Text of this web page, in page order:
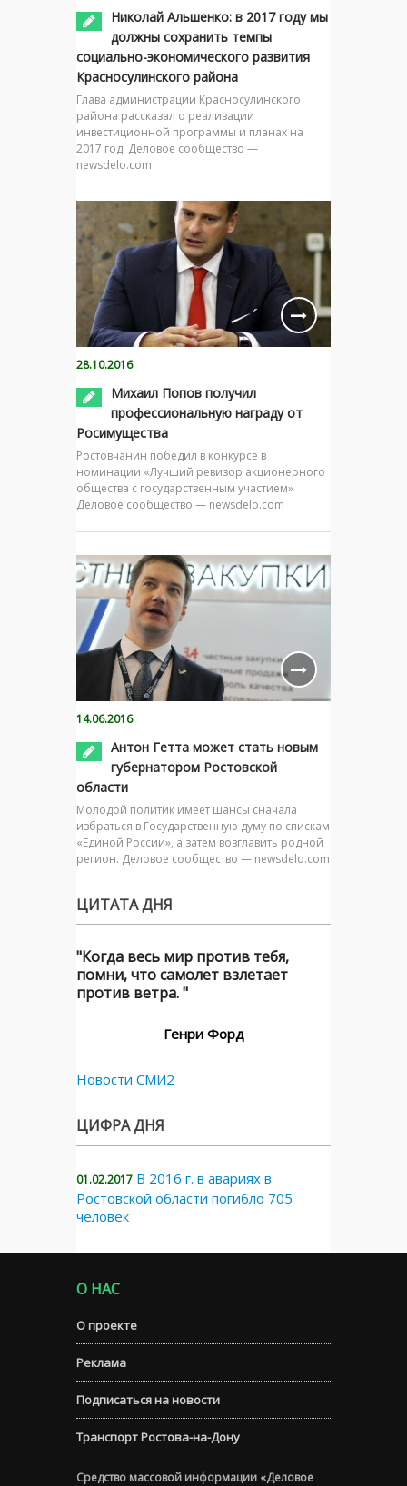
Николай Альшенко: в 2017 году мы
должны сохранить темпы
социально-экономического развития
Красносулинского района
Глава администрации Красносулинского
района рассказал о реализации
инвестиционной программы и планах на
2017 год. Деловое сообщество —
newsdelo.com
28.10.2016
Михаил Попов получил
профессиональную награду от
Росимущества
Ростовчанин победил в конкурсе в
номинации «Лучший ревизор акционерного
общества с государственным участием»
Деловое сообщество — newsdelo.com
14.06.2016
Антон Гетта может стать новым
губернатором Ростовской
области
Молодой политик имеет шансы сначала
избраться в Государственную думу по спискам
«Единой России», а затем возглавить родной
регион. Деловое сообщество — newsdelo.com
ЦИТАТА ДНЯ
"Когда весь мир против тебя,
помни, что самолет взлетает
против ветра. "
Генри Форд
Новости СМИ2
ЦИФРА ДНЯ
01.02.2017 В 2016 г. в авариях в
Ростовской области погибло 705
человек
О НАС
О проекте
Реклама
Подписаться на новости
Транспорт Ростова-на-Дону
Средство массовой информации «Деловое